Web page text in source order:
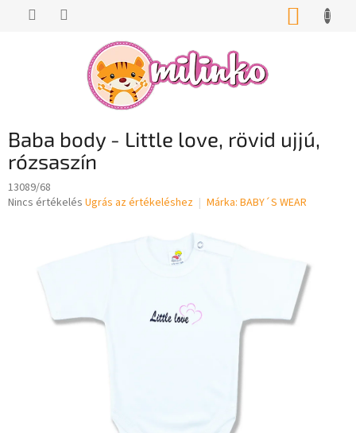
KOSÁR
Baba body - Little love, rövid ujjú,
rózsaszín
13089/68
A
Nincs értékelés Ugrás az értékeléshez Márka: BABY´S WEAR